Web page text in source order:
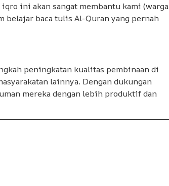
ini akan sangat membantu kami (warga
belajar baca tulis Al-Quran yang pernah
peningkatan kualitas pembinaan di
lainnya. Dengan dukungan
mereka dengan lebih produktif dan